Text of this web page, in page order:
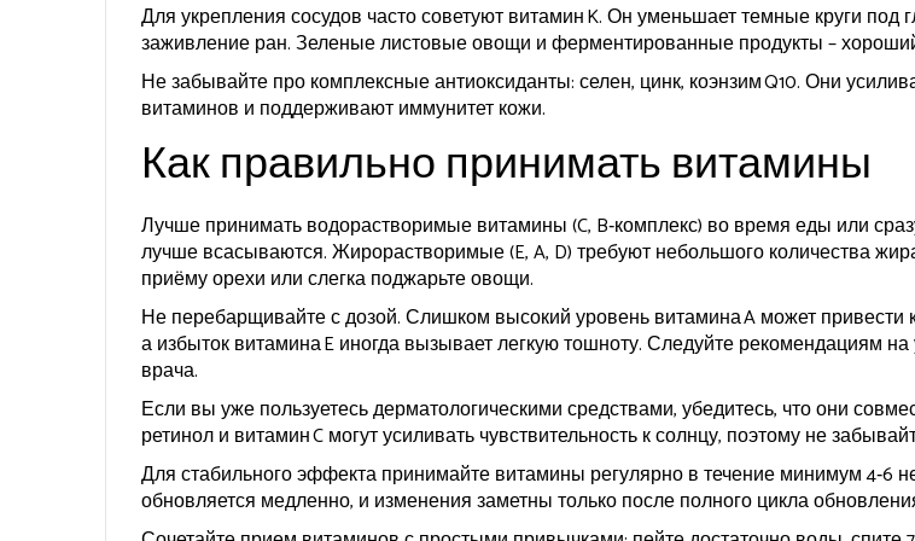
Для укрепления сосудов часто советуют витамин K. Он уменьшает темные круги под
заживление ран. Зеленые листовые овощи и ферментированные продукты –
Не забывайте про комплексные антиоксиданты: селен, цинк, коэнзим Q10. Они
витаминов и поддерживают иммунитет кожи.
Как правильно принимать витамины
Лучше принимать водорастворимые витамины (C, B‑комплекс) во время еды или
лучше всасываются. Жирорастворимые (E, A, D) требуют небольшого количества
приёму орехи или слегка поджарьте овощи.
Не перебарщивайте с дозой. Слишком высокий уровень витамина A может привести
а избыток витамина E иногда вызывает легкую тошноту. Следуйте рекомендациям на
врача.
Если вы уже пользуетесь дерматологическими средствами, убедитесь, что они
ретинол и витамин C могут усиливать чувствительность к солнцу, поэтому не
Для стабильного эффекта принимайте витамины регулярно в течение минимум 4‑6
обновляется медленно, и изменения заметны только после полного цикла